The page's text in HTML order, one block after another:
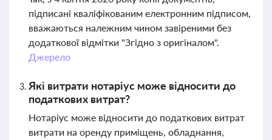
підписані кваліфікованим електронним підписом,
вважаються належним чином завіреними без
додаткової відмітки "Згідно з оригіналом".
Джерело
Які витрати нотаріус може відносити до
податкових витрат?
Нотаріус може відносити до податкових витрат
витрати на оренду приміщень, обладнання,